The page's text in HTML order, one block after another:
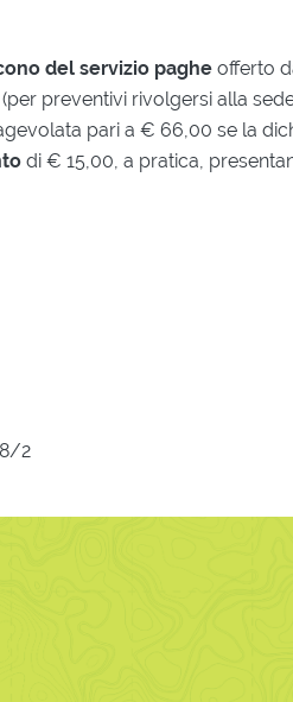
del servizio paghe offerto
preventivi rivolgersi alla
pari a € 66,00 se la
di € 15,00, a pratica,
2